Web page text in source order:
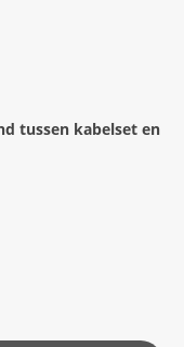
tussen kabelset en